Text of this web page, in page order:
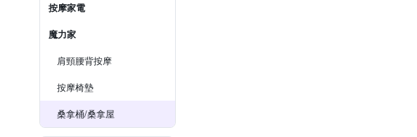
按摩家電
魔力家
肩頸腰背按摩
按摩椅墊
桑拿桶/桑拿屋